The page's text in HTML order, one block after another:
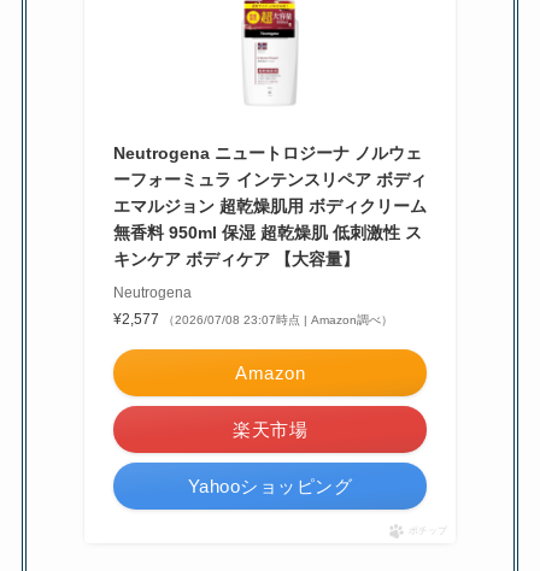
Neutrogena ニュートロジーナ ノルウェ
ーフォーミュラ インテンスリペア ボディ
エマルジョン 超乾燥肌用 ボディクリーム
無香料 950ml 保湿 超乾燥肌 低刺激性 ス
キンケア ボディケア 【大容量】
Neutrogena
¥2,577
（2026/07/08 23:07時点 | Amazon調べ）
Amazon
楽天市場
Yahooショッピング
ポチップ